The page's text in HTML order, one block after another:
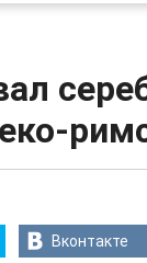
Вконтакте